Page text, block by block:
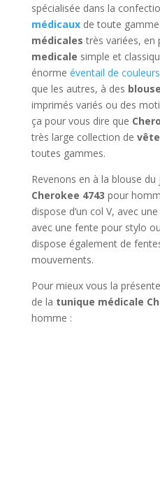
spécialisée dans la
médicauxde toute
médicales très variées, en
medicale simple et
énorme éventail de couleurs
que les autres, à des
imprimés variés ou des
ça pour vous dire que
très large collection de
toutes gammes.
Revenons en à la blouse du
Cherokee 4743 pour
dispose d’un col V, avec
avec une fente pour stylo
dispose également de
mouvements.
Pour mieux vous la
de la tunique médicale
homme :